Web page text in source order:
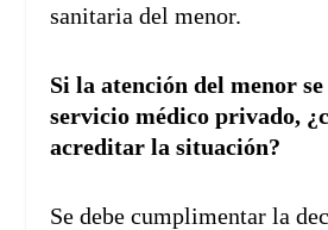
sanitaria del menor.
Si la atención del menor
servicio médico privado,
acreditar la situación?
Se debe cumplimentar la